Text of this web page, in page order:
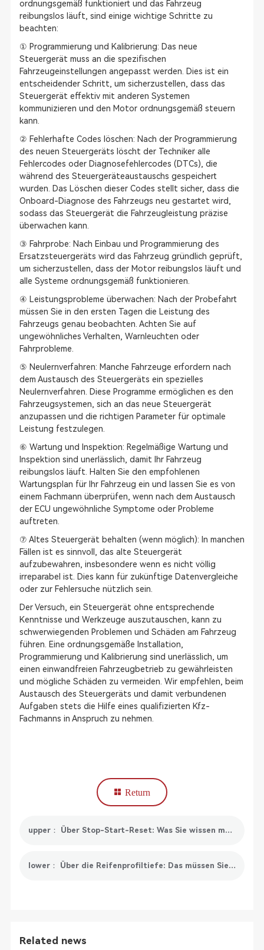
ordnungsgemäß funktioniert und das Fahrzeug
reibungslos läuft, sind einige wichtige Schritte zu
beachten:
① Programmierung und Kalibrierung: Das neue
Steuergerät muss an die spezifischen
Fahrzeugeinstellungen angepasst werden. Dies ist ein
entscheidender Schritt, um sicherzustellen, dass das
Steuergerät effektiv mit anderen Systemen
kommunizieren und den Motor ordnungsgemäß steuern
kann.
② Fehlerhafte Codes löschen: Nach der Programmierung
des neuen Steuergeräts löscht der Techniker alle
Fehlercodes oder Diagnosefehlercodes (DTCs), die
während des Steuergeräteaustauschs gespeichert
wurden. Das Löschen dieser Codes stellt sicher, dass die
Onboard-Diagnose des Fahrzeugs neu gestartet wird,
sodass das Steuergerät die Fahrzeugleistung präzise
überwachen kann.
③ Fahrprobe: Nach Einbau und Programmierung des
Ersatzsteuergeräts wird das Fahrzeug gründlich geprüft,
um sicherzustellen, dass der Motor reibungslos läuft und
alle Systeme ordnungsgemäß funktionieren.
④ Leistungsprobleme überwachen: Nach der Probefahrt
müssen Sie in den ersten Tagen die Leistung des
Fahrzeugs genau beobachten. Achten Sie auf
ungewöhnliches Verhalten, Warnleuchten oder
Fahrprobleme.
⑤ Neulernverfahren: Manche Fahrzeuge erfordern nach
dem Austausch des Steuergeräts ein spezielles
Neulernverfahren. Diese Programme ermöglichen es den
Fahrzeugsystemen, sich an das neue Steuergerät
anzupassen und die richtigen Parameter für optimale
Leistung festzulegen.
⑥ Wartung und Inspektion: Regelmäßige Wartung und
Inspektion sind unerlässlich, damit Ihr Fahrzeug
reibungslos läuft. Halten Sie den empfohlenen
Wartungsplan für Ihr Fahrzeug ein und lassen Sie es von
einem Fachmann überprüfen, wenn nach dem Austausch
der ECU ungewöhnliche Symptome oder Probleme
auftreten.
⑦ Altes Steuergerät behalten (wenn möglich): In manchen
Fällen ist es sinnvoll, das alte Steuergerät
aufzubewahren, insbesondere wenn es nicht völlig
irreparabel ist. Dies kann für zukünftige Datenvergleiche
oder zur Fehlersuche nützlich sein.
Der Versuch, ein Steuergerät ohne entsprechende
Kenntnisse und Werkzeuge auszutauschen, kann zu
schwerwiegenden Problemen und Schäden am Fahrzeug
führen. Eine ordnungsgemäße Installation,
Programmierung und Kalibrierung sind unerlässlich, um
einen einwandfreien Fahrzeugbetrieb zu gewährleisten
und mögliche Schäden zu vermeiden. Wir empfehlen, beim
Austausch des Steuergeräts und damit verbundenen
Aufgaben stets die Hilfe eines qualifizierten Kfz-
Fachmanns in Anspruch zu nehmen.
Return
upper： Über Stop-Start-Reset: Was Sie wissen müssen
lower： Über die Reifenprofiltiefe: Das müssen Sie wissen
Related news